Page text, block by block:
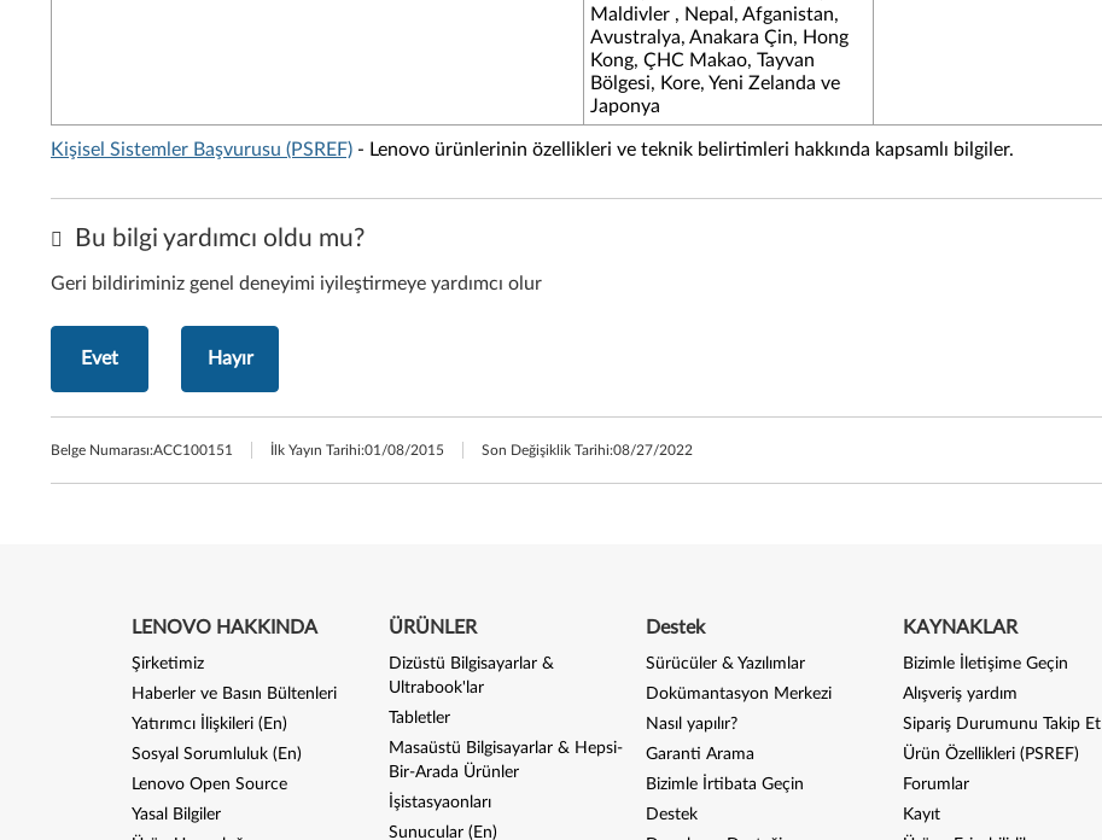
Maldivler , Nepal, Afganistan,
Avustralya, Anakara Çin, Hong
Kong, ÇHC Makao, Tayvan
Bölgesi, Kore, Yeni Zelanda ve
Japonya
Kişisel Sistemler Başvurusu (PSREF) - Lenovo ürünlerinin özellikleri ve teknik belirtimleri hakkında kapsamlı bilgiler.
Bu bilgi yardımcı oldu mu?
Geri bildiriminiz genel deneyimi iyileştirmeye yardımcı olur
Evet Hayır
Belge Numarası:ACC100151 İlk Yayın Tarihi:01/08/2015 Son Değişiklik Tarihi:08/27/2022
LENOVO HAKKINDA
Şirketimiz
Haberler ve Basın Bültenleri
Yatırımcı İlişkileri (En)
Sosyal Sorumluluk (En)
Lenovo Open Source
Yasal Bilgiler
ÜRÜNLER
Dizüstü Bilgisayarlar &
Ultrabook'lar
Tabletler
Masaüstü Bilgisayarlar & Hepsi-
Bir-Arada Ürünler
İşistasyaonları
Sunucular (En)
Destek
Sürücüler & Yazılımlar
Dokümantasyon Merkezi
Nasıl yapılır?
Garanti Arama
Bizimle İrtibata Geçin
Destek
KAYNAKLAR
Bizimle İletişime Geçin
Alışveriş yardım
Sipariş Durumunu Takip Et
Ürün Özellikleri (PSREF)
Forumlar
Kayıt